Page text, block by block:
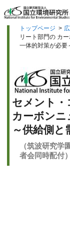
トップページ >
リート部門の カ
一体的対策が必要
セメント・
カーボンニ
～供給側と
（筑波研究
者会同時配付）